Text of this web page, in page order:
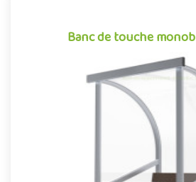
Banc de touche
Banc de touche
Indissociable des sports collectifs, le
élément à part entière de
terra..
Offre partenaire